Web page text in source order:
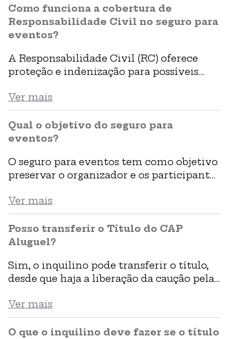
Como funciona a cobertura de
Responsabilidade Civil no seguro para
eventos?
A Responsabilidade Civil (RC) oferece
proteção e indenização para possíveis
que podem acontecer com os
funcionários, convidados, fornecedores e
o público geral presente no evento. A
proteção também inclui a instalação e
estruturas, além de danos ao Imóvel
locado e danos morais.
Ver mais
Qual o objetivo do seguro para
eventos?
O seguro para eventos tem como objetivo
preservar o organizador e os participantes
outros. Com ele, os prejuízos de uma série
de ocorrências são pagos pela seguradora,
ao invés dos responsáveis pela festa.
Ver mais
Posso transferir o Título do CAP
Aluguel?
Sim, o inquilino pode transferir o título,
desde que haja a liberação da caução pela
transferência deve ser solicitada à
seguradora para análise.
Ver mais
O que o inquilino deve fazer se o título